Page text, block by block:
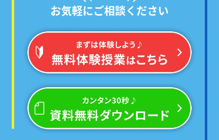
お気軽にご相談ください